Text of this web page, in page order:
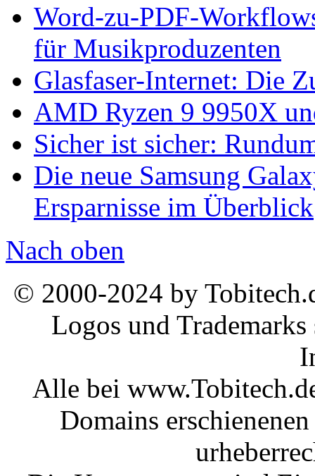
Word-zu-PDF-
für Musikproduzenten
Glasfaser-Internet: Die
AMD Ryzen 9 9950X
Sicher ist sicher:
Die neue Samsung
Ersparnisse im Überblick
Nach oben
© 2000-2024 by
Logos und
Alle bei
Domains